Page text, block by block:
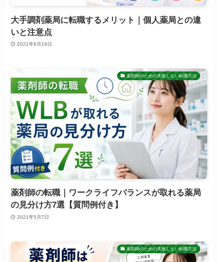
大手調剤薬局に転職するメリット｜個人薬局との違
いと注意点
2021年6月16日
薬剤師のための失敗しない転職方法
薬剤師の転職｜ワークライフバランスが取れる薬局
の見分け方7選【質問例付き】
2021年5月7日
薬剤師のための失敗しない転職方法